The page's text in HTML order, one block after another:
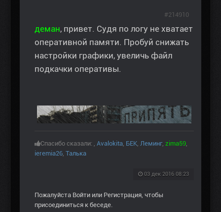
деман, привет. Судя по логу не хватает
оперативной памяти. Пробуй снижать
настройки графики, увеличь файл
подкачки оперативы.
Спасибо сказали: Avalokita БЕК Леминг, zima59
ieremia26 Талька
03 дек 2016 08:23
#214910
Пожалуйста Войти или Регистрация , чтобы
присоединиться к беседе.